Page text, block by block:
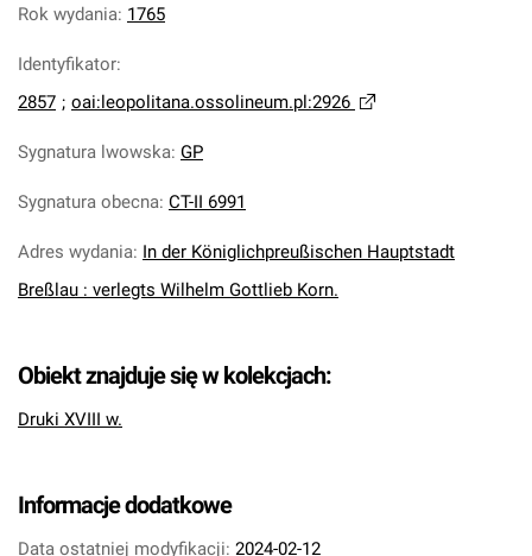
Rok wydania: 1765
Identyfikator:
2857 ; oai:leopolitana.ossolineum.pl:2926
Sygnatura lwowska: GP
Sygnatura obecna: CT-II 6991
Adres wydania: In der Königlichpreußischen Hauptstadt
Breßlau : verlegts Wilhelm Gottlieb Korn.
Obiekt znajduje się w kolekcjach:
Druki XVIII w.
Informacje dodatkowe
Data ostatniej modyfikacji: 2024-02-12